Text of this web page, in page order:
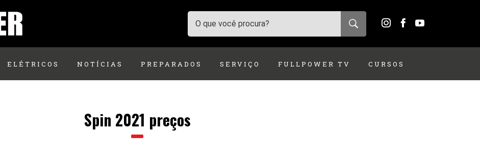
ELÉTRICOS NOTÍCIAS PREPARADOS SERVIÇO FULLPOWER TV CURSOS
Spin 2021 preços